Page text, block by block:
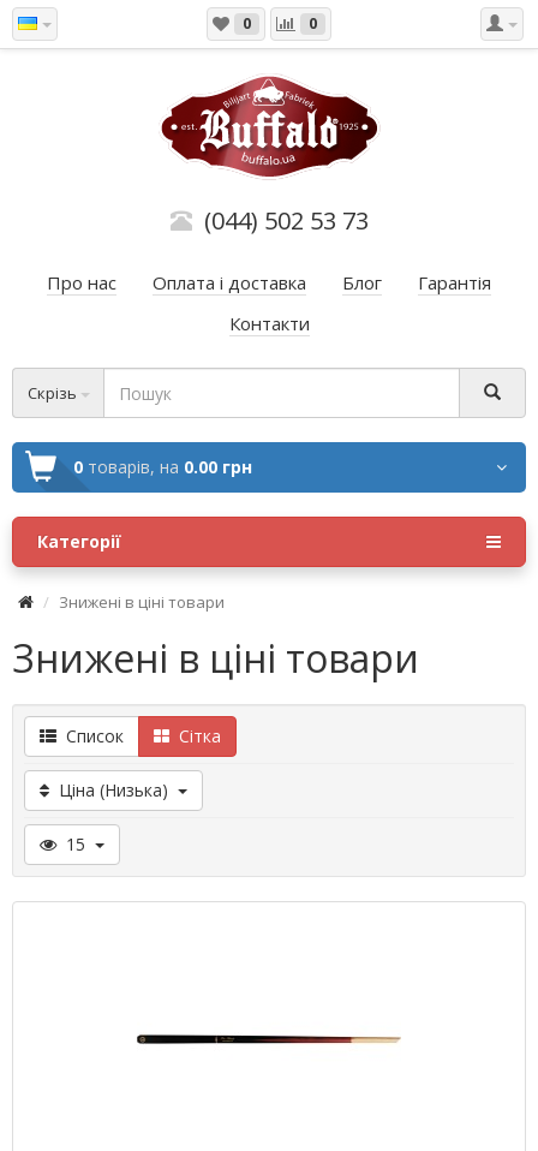
0 0
(044) 502 53 73
Про нас Оплата і доставка Блог
Гарантія
Контакти
Скрізь
0 товарів, на 0.00 грн
Категорії
Знижені в ціні товари
Знижені в ціні товари
Список Сітка
Ціна (Низька)
15